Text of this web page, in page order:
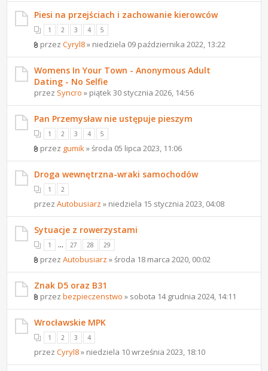
Piesi na przejściach i zachowanie kierowców
1 2 3 4 5
przezCyryl8» niedziela 09 października 2022, 13:22
Womens In Your Town - Anonymous Adult
Dating - No Selfie
przez Syncro » piątek 30 stycznia 2026, 14:56
Pan Przemysław nie ustępuje pieszym
1 2 3 4 5
przez gumik » środa 05 lipca 2023, 11:06
Droga wewnętrzna-wraki samochodów
1 2
przezAutobusiarz » niedziela 15 stycznia 2023, 04:08
Sytuacje z rowerzystami
1 ... 27 28 29
przezAutobusiarz » środa 18 marca 2020, 00:02
Znak D5 oraz B31
przezbezpieczenstwo » sobota 14 grudnia 2024, 14:11
Wrocławskie MPK
1 2 3 4
przezCyryl8» niedziela 10 września 2023, 18:10